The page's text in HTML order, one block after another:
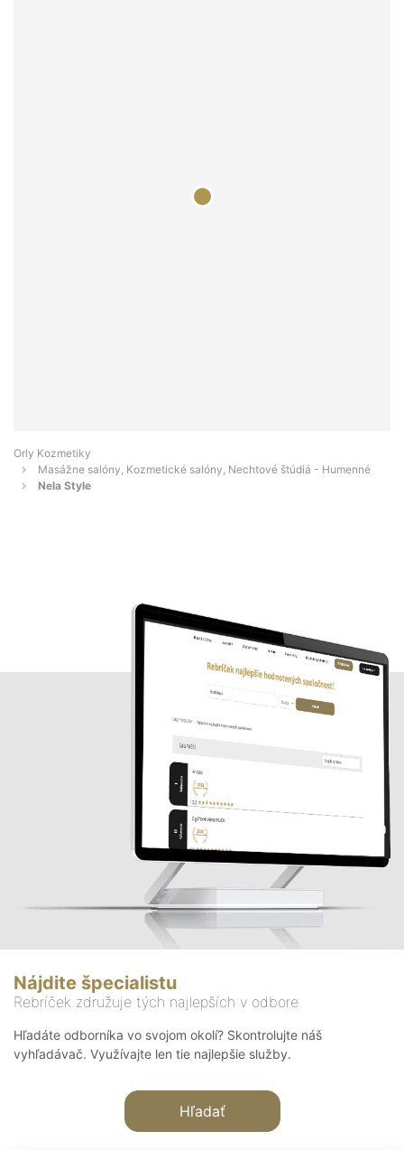
Orly Kozmetiky
Masážne salóny, Kozmetické salóny, Nechtové štúdiá - Humenné
Nela Style
Nájdite špecialistu
Rebríček združuje tých najlepších v odbore
Hľadáte odborníka vo svojom okolí? Skontrolujte náš
vyhľadávač. Využívajte len tie najlepšie služby.
Hľadať